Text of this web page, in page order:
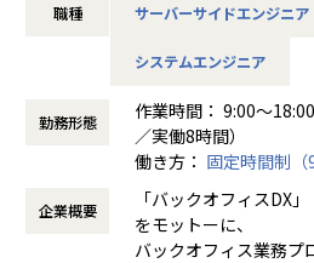
備。
・営業＆キャリアアドバイザーが伴走
キャリアを幅広く支援。
・チャットで気軽に相談OK
└日常的に連絡しやすく、安心して話
・トラブル時は当日中に対応
ただきます。
売上過去最高記録を更新している当
準大手から中堅規模の企業に特化し
導入案件、DX推進案件の拡大に注力
公共系ソリューション導入・開発エ
緒に作っていただける方を募集して
職種 サーバーサイドエンジニア
システムエンジニア
勤務形態
作業時間： 9:00～
／実働8時間）
働き方： 固定時間制
時など）
時間外労働の有無：
休憩時間： 60分
企業概要
「バックオフィスDX
をモットーに、
バックオフィス業務プ